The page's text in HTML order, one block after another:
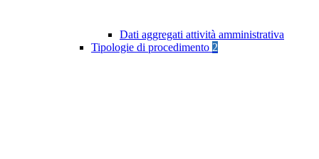
Dati aggregati attività amministrativa
Tipologie di procedimento 2